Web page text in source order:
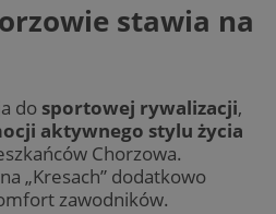
stawia na
do sportowej rywalizacji,
aktywnego stylu życia
Chorzowa.
„Kresach” dodatkowo
zawodników.